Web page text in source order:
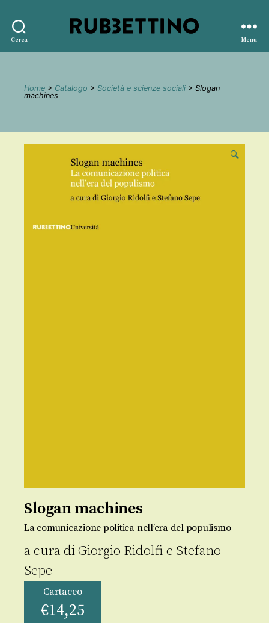
Cerca
editore
Menu
Home > Catalogo > Società e scienze sociali > Slogan
machines
🔍
Slogan machines
La comunicazione politica nell’era del populismo
a cura diGiorgio Ridolfi e Stefano
Sepe
Cartaceo
€14,25